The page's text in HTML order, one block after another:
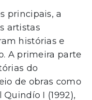
principais, a
artistas
histórias e
A primeira parte
do
de obras como
I (1992),